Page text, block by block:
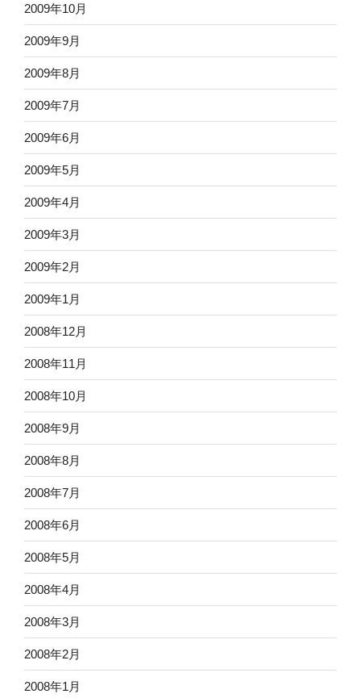
2009年10月
2009年9月
2009年8月
2009年7月
2009年6月
2009年5月
2009年4月
2009年3月
2009年2月
2009年1月
2008年12月
2008年11月
2008年10月
2008年9月
2008年8月
2008年7月
2008年6月
2008年5月
2008年4月
2008年3月
2008年2月
2008年1月